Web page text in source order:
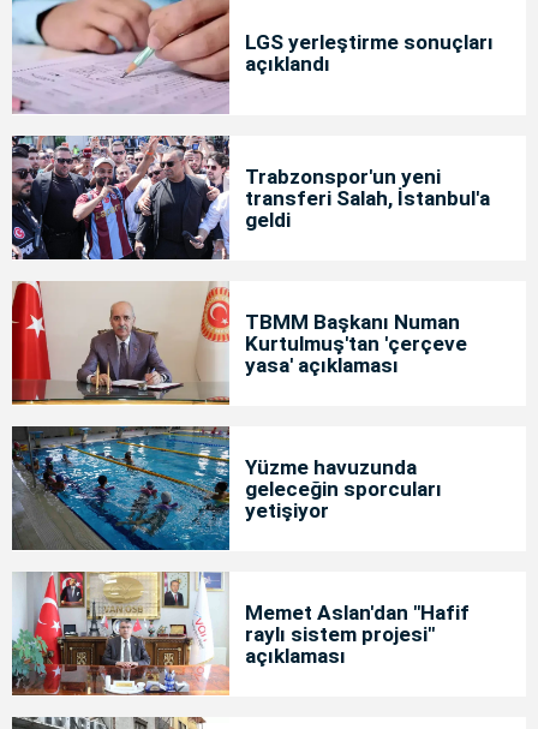
LGS yerleştirme sonuçları
açıklandı
Trabzonspor'un yeni
transferi Salah, İstanbul'a
geldi
TBMM Başkanı Numan
Kurtulmuş'tan 'çerçeve
yasa' açıklaması
Yüzme havuzunda
geleceğin sporcuları
yetişiyor
Memet Aslan'dan "Hafif
raylı sistem projesi"
açıklaması